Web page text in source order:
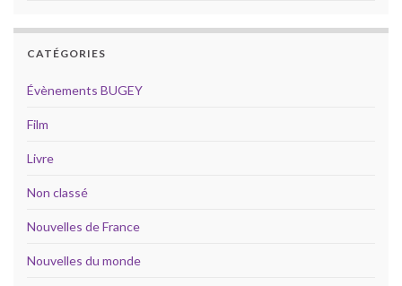
CATÉGORIES
Évènements BUGEY
Film
Livre
Non classé
Nouvelles de France
Nouvelles du monde